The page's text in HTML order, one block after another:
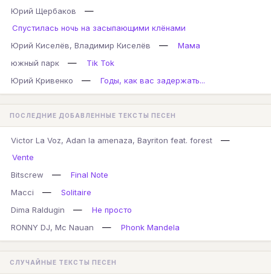
Юрий Щербаков
—
Спустилась ночь на засыпающими клёнами
Юрий Киселёв, Владимир Киселёв
—
Мама
южный парк
—
Tik Tok
Юрий Кривенко
— Годы, как вас задержать...
ПОСЛЕДНИЕ ДОБАВЛЕННЫЕ ТЕКСТЫ ПЕСЕН
Victor La Voz, Adan la amenaza, Bayriton feat. forest —
Vente
Bitscrew
—
Final Note
Macci
—
Solitaire
Dima Raldugin
—
Не просто
RONNY DJ, Mc Nauan
— Phonk Mandela
СЛУЧАЙНЫЕ ТЕКСТЫ ПЕСЕН